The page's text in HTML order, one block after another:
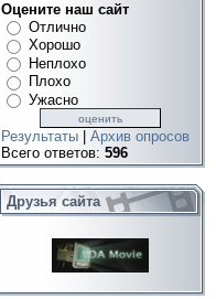
Оцените наш сайт
Отлично
Хорошо
Неплохо
Плохо
Ужасно
Результаты
Архив опросов
Всего ответов: 596
Друзья сайта